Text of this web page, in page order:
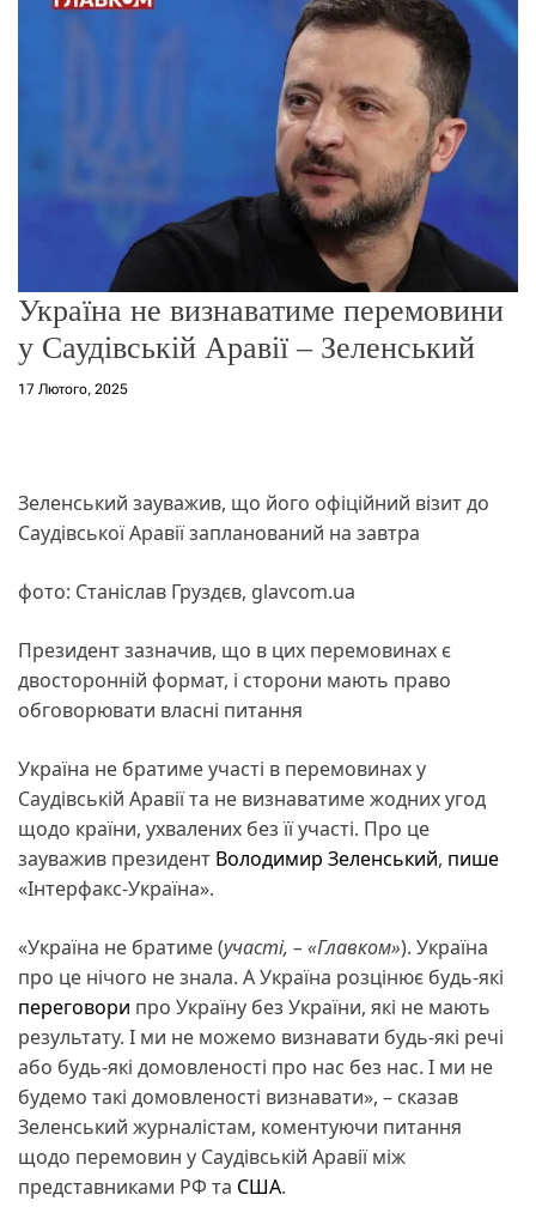
о
р
е
ж
и
м
у
Україна не визнаватиме перемовини
у Саудівській Аравії – Зеленський
17 Лютого, 2025
Зеленський зауважив, що його офіційний візит до
Саудівської Аравії запланований на завтра
фото: Станіслав Груздєв, glavcom.ua
Президент зазначив, що в цих перемовинах є
двосторонній формат, і сторони мають право
обговорювати власні питання
Україна не братиме участі в перемовинах у
Саудівській Аравії та не визнаватиме жодних угод
щодо країни, ухвалених без її участі. Про це
зауважив президент Володимир Зеленський, пише
«Інтерфакс-Україна».
«Україна не братиме (участі, – «Главком»). Україна
про це нічого не знала. А Україна розцінює будь-які
переговори про Україну без України, які не мають
результату. І ми не можемо визнавати будь-які речі
або будь-які домовленості про нас без нас. І ми не
будемо такі домовленості визнавати», – сказав
Зеленський журналістам, коментуючи питання
щодо перемовин у Саудівській Аравії між
представниками РФ та США.